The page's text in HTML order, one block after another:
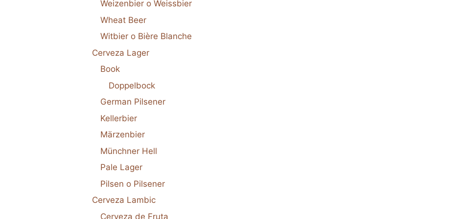
Weizenbier o Weissbier
Wheat Beer
Witbier o Bière Blanche
Cerveza Lager
Book
Doppelbock
German Pilsener
Kellerbier
Märzenbier
Münchner Hell
Pale Lager
Pilsen o Pilsener
Cerveza Lambic
Cerveza de Fruta